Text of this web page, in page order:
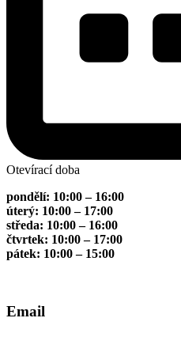
Otevírací doba
pondělí: 10:00 – 16:00
úterý: 10:00 – 17:00
středa: 10:00 – 16:00
čtvrtek: 10:00 – 17:00
pátek: 10:00 – 15:00
Email